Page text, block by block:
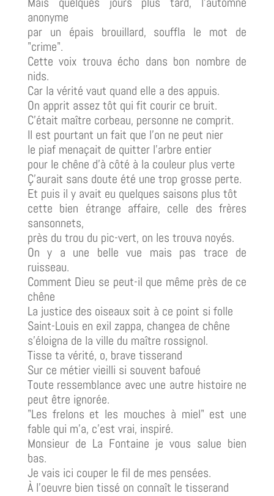
anonyme
par un épais brouillard, souffla le mot de
"crime".
Cette voix trouva écho dans bon nombre de
nids.
Car la vérité vaut quand elle a des appuis.
On apprit assez tôt qui fit courir ce bruit.
C'était maître corbeau, personne ne comprit.
Il est pourtant un fait que l'on ne peut nier
le piaf menaçait de quitter l'arbre entier
pour le chêne d'à côté à la couleur plus verte
Ç'aurait sans doute été une trop grosse perte.
Et puis il y avait eu quelques saisons plus tôt
cette bien étrange affaire, celle des frères
sansonnets,
près du trou du pic-vert, on les trouva noyés.
On y a une belle vue mais pas trace de
ruisseau.
Comment Dieu se peut-il que même près de ce
chêne
La justice des oiseaux soit à ce point si folle
Saint-Louis en exil zappa, changea de chêne
s'éloigna de la ville du maître rossignol.
Tisse ta vérité, o, brave tisserand
Sur ce métier vieilli si souvent bafoué
Toute ressemblance avec une autre histoire ne
peut être ignorée.
"Les frelons et les mouches à miel" est une
fable qui m'a, c'est vrai, inspiré.
Monsieur de La Fontaine je vous salue bien
bas.
Je vais ici couper le fil de mes pensées.
À l'oeuvre bien tissé on connaît le tisserand